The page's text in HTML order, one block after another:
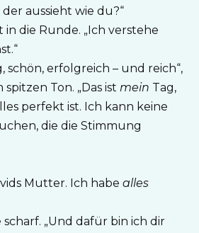
aussieht wie du?“
die Runde. „Ich verstehe
schön, erfolgreich – und reich“,
Ton. „Das ist mein Tag,
perfekt ist. Ich kann keine
die die Stimmung
Mutter. Ich habe alles
scharf. „Und dafür bin ich dir